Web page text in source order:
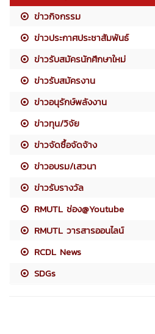
ข่าวกิจกรรม
ข่าวประกาศประชาสัมพันธ์
ข่าวรับสมัครนักศึกษาใหม่
ข่าวรับสมัครงาน
ข่าวอนุรักษ์พลังงาน
ข่าวทุน/วิจัย
ข่าวจัดซื้อจัดจ้าง
ข่าวอบรม/เสวนา
ข่าวรับรางวัล
RMUTL ช่อง@Youtube
RMUTL วารสารออนไลน์
RCDL News
SDGs